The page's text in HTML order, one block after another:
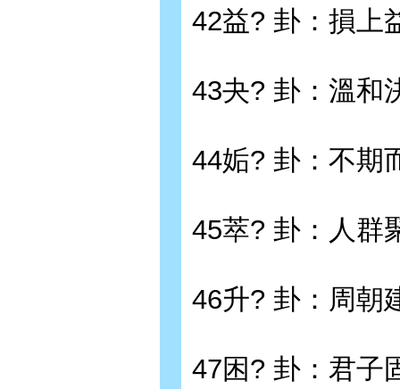
42益? 卦：損上
43夬? 卦：溫和
44姤? 卦：不期
45萃? 卦：人群
46升? 卦：周朝
47困? 卦：君子